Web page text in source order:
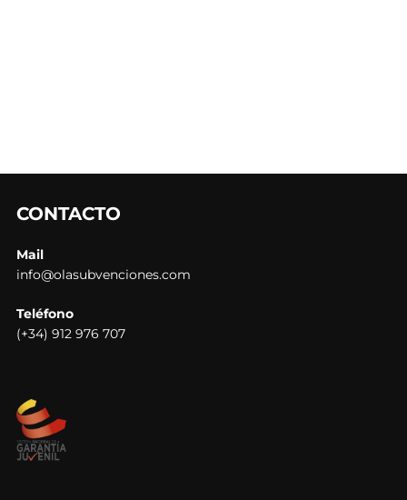
CONTACTO
Mail
info@olasubvenciones.com
Teléfono
(+34) 912 976 707